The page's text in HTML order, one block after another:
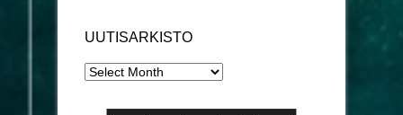
UUTISARKISTO
Uutisarkisto